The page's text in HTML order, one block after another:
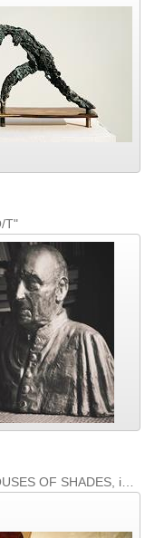
T"
OF SHADES, installation event"